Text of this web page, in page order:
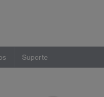
Suporte